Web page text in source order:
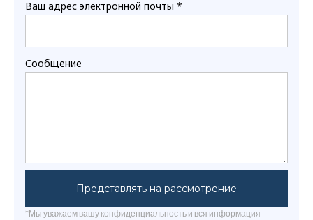
Ваш адрес электронной почты *
Сообщение
Представлять на рассмотрение
*Мы уважаем вашу конфиденциальность и вся информация